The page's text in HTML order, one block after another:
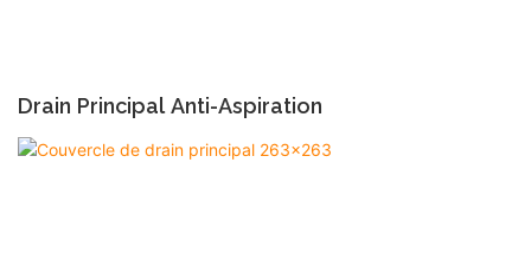
Drain Principal Anti-Aspiration